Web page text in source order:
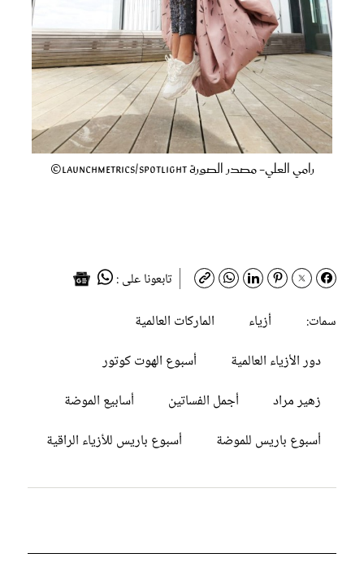
رامي العلي- مصدر الصورة Launchmetrics/Spotlight©
تابعونا على :
سمات:
أزياء
الماركات العالمية
دور الأزياء العالمية
أسبوع الهوت كوتور
زهير مراد
أجمل الفساتين
أسابيع الموضة
أسبوع باريس للموضة
أسبوع باريس للأزياء الراقية